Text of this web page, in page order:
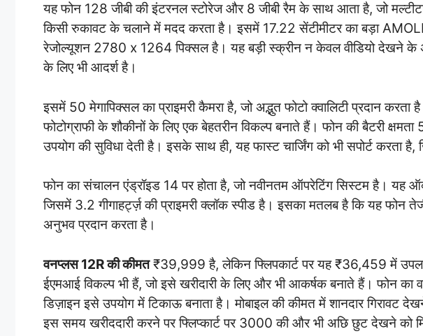
यह फोन 128 जीबी की इंटरनल स्टोरेज और 8 जीबी रैम के साथ आता है, जो
किसी रुकावट के चलाने में मदद करता है। इसमें 17.22 सेंटीमीटर का बड़ा
रेजोल्यूशन 2780 x 1264 पिक्सल है। यह बड़ी स्क्रीन न केवल वीडियो देखने के
के लिए भी आदर्श है।
इसमें 50 मेगापिक्सल का प्राइमरी कैमरा है, जो अद्भुत फोटो क्वालिटी प्रदान
फोटोग्राफी के शौकीनों के लिए एक बेहतरीन विकल्प बनाते हैं। फोन की बैटरी
उपयोग की सुविधा देती है। इसके साथ ही, यह फास्ट चार्जिंग को भी सपोर्ट करता है,
फोन का संचालन एंड्रॉइड 14 पर होता है, जो नवीनतम ऑपरेटिंग सिस्टम है। यह
जिसमें 3.2 गीगाहर्ट्ज़ की प्राइमरी क्लॉक स्पीड है। इसका मतलब है कि यह
अनुभव प्रदान करता है।
वनप्लस 12R की कीमत₹39,999 है, लेकिन फ्लिपकार्ट पर यह ₹36,459 में
ईएमआई विकल्प भी हैं, जो इसे खरीदारी के लिए और भी आकर्षक बनाते हैं। फोन
डिज़ाइन इसे उपयोग में टिकाऊ बनाता है। मोबाइल की कीमत में शानदार गिरावट
इस समय खरीददारी करने पर फ्लिप्कार्ट पर 3000 की और भी अछि छुट देखने को